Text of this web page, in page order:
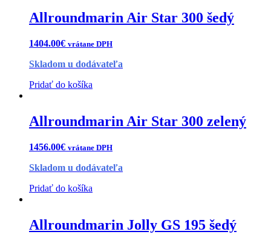
Allroundmarin Air Star 300 šedý
1404.00€ vrátane DPH
Skladom u dodávateľa
Pridať do košíka
Allroundmarin Air Star 300 zelený
1456.00€ vrátane DPH
Skladom u dodávateľa
Pridať do košíka
Allroundmarin Jolly GS 195 šedý